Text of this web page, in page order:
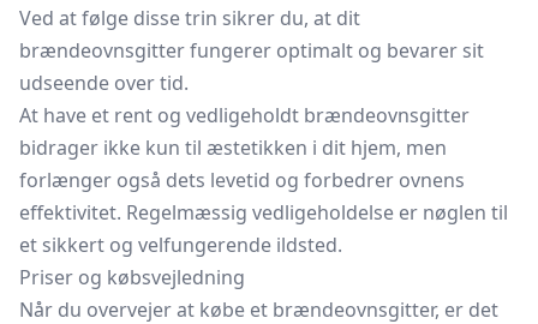
Ved at følge disse trin sikrer du, at dit
brændeovnsgitter fungerer optimalt og bevarer sit
udseende over tid.
At have et rent og vedligeholdt brændeovnsgitter
bidrager ikke kun til æstetikken i dit hjem, men
forlænger også dets levetid og forbedrer ovnens
effektivitet. Regelmæssig vedligeholdelse er nøglen til
et sikkert og velfungerende ildsted.
Priser og købsvejledning
Når du overvejer at købe et brændeovnsgitter, er det